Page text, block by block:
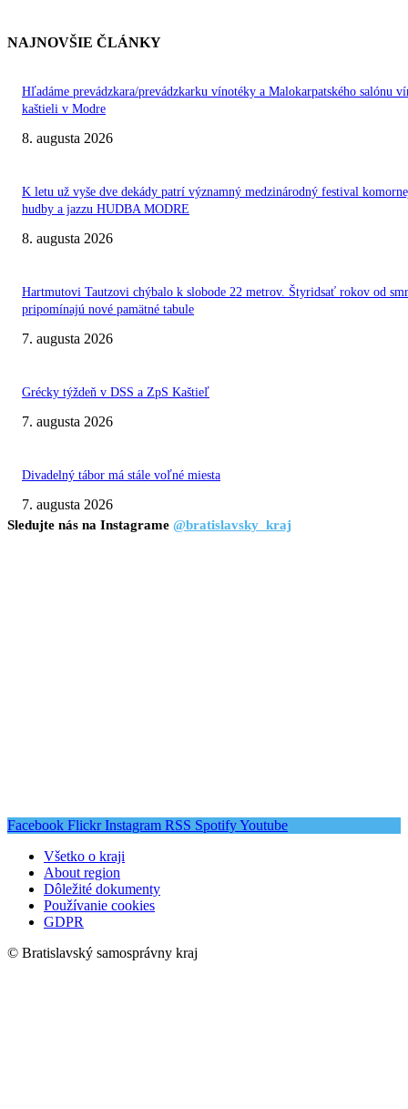
NAJNOVŠIE ČLÁNKY
Hľadáme prevádzkara/prevádzkarku vínotéky a Malokarpatského salónu
kaštieli v Modre
8. augusta 2026
K letu už vyše dve dekády patrí významný medzinárodný festival
hudby a jazzu HUDBA MODRE
8. augusta 2026
Hartmutovi Tautzovi chýbalo k slobode 22 metrov. Štyridsať rokov od
pripomínajú nové pamätné tabule
7. augusta 2026
Grécky týždeň v DSS a ZpS Kaštieľ
7. augusta 2026
Divadelný tábor má stále voľné miesta
7. augusta 2026
Sledujte nás na Instagrame @bratislavsky_kraj
Facebook Flickr Instagram RSS SpotifyYoutube
Všetko o kraji
About region
Dôležité dokumenty
Používanie cookies
GDPR
© Bratislavský samosprávny kraj